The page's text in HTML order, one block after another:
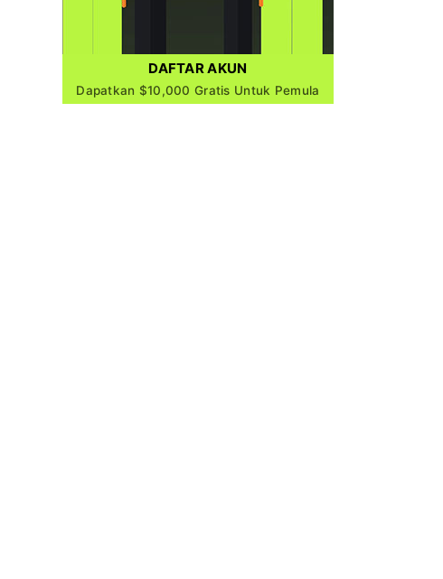
DAFTAR AKUN
Dapatkan $10,000 Gratis Untuk Pemula